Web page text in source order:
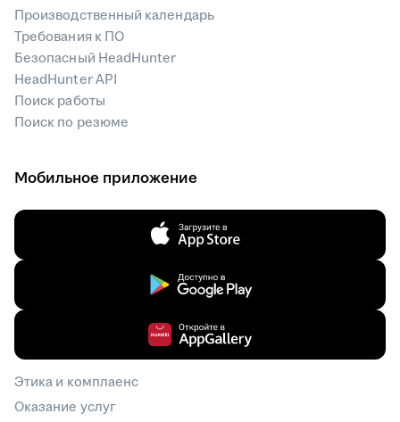
Производственный календарь
Требования к ПО
Безопасный HeadHunter
HeadHunter API
Поиск работы
Поиск по резюме
Мобильное приложение
Этика и комплаенс
Оказание услуг